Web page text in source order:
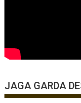
JAGA GARDA